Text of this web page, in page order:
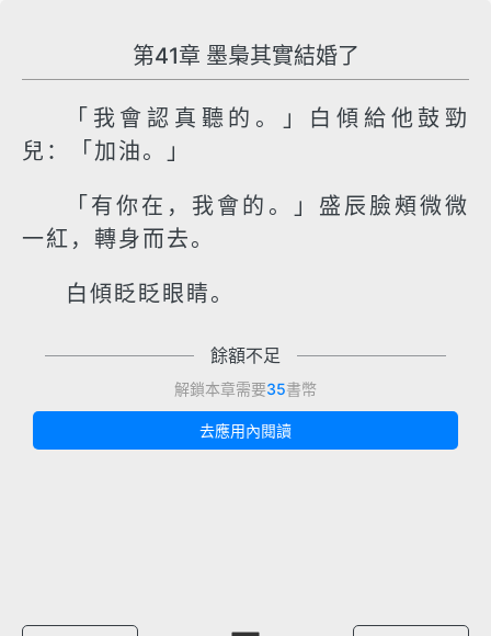
第41章 墨梟其實結婚了
「我會認真聽的。」白傾給他鼓勁
兒：「加油。」
「有你在，我會的。」盛辰臉頰微微
一紅，轉身而去。
白傾眨眨眼睛。
餘額不足
解鎖本章需要35書幣
去應用內閱讀